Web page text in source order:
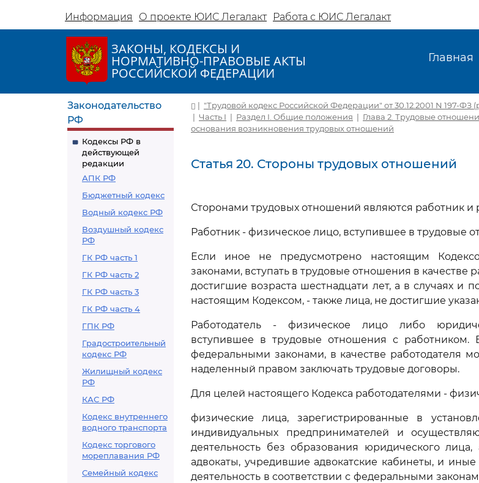
Информация О проекте ЮИС Легалакт Работа с ЮИС Легалакт
ЗАКОНЫ, КОДЕКСЫ И
НОРМАТИВНО-ПРАВОВЫЕ АКТЫ
РОССИЙСКОЙ ФЕДЕРАЦИИ
Главная
Законодательство
РФ
Кодексы РФ в
действующей
редакции
АПК РФ
Бюджетный кодекс
Водный кодекс РФ
Воздушный кодекс
РФ
ГК РФ часть 1
ГК РФ часть 2
ГК РФ часть 3
ГК РФ часть 4
ГПК РФ
Градостроительный
кодекс РФ
Жилищный кодекс
РФ
КАС РФ
Кодекс внутреннего
водного транспорта
Кодекс торгового
мореплавания РФ
Семейный кодекс
| "Трудовой кодекс Российской Федерации" от 30.12.2001 N 197-ФЗ
| Часть I | Раздел I. Общие положения | Глава 2. Трудовые
основания возникновения трудовых отношений
Статья 20. Стороны трудовых отношений
Сторонами трудовых отношений являются работник и
Работник - физическое лицо, вступившее в трудовые
Если иное не предусмотрено настоящим
законами, вступать в трудовые отношения в качестве
достигшие возраста шестнадцати лет, а в случаях и
настоящим Кодексом, - также лица, не достигшие
Работодатель - физическое лицо либо
вступившее в трудовые отношения с работником.
федеральными законами, в качестве работодателя
наделенный правом заключать трудовые договоры.
Для целей настоящего Кодекса работодателями -
физические лица, зарегистрированные в
индивидуальных предпринимателей и
деятельность без образования юридического
адвокаты, учредившие адвокатские кабинеты, и
деятельность в соответствии с федеральными